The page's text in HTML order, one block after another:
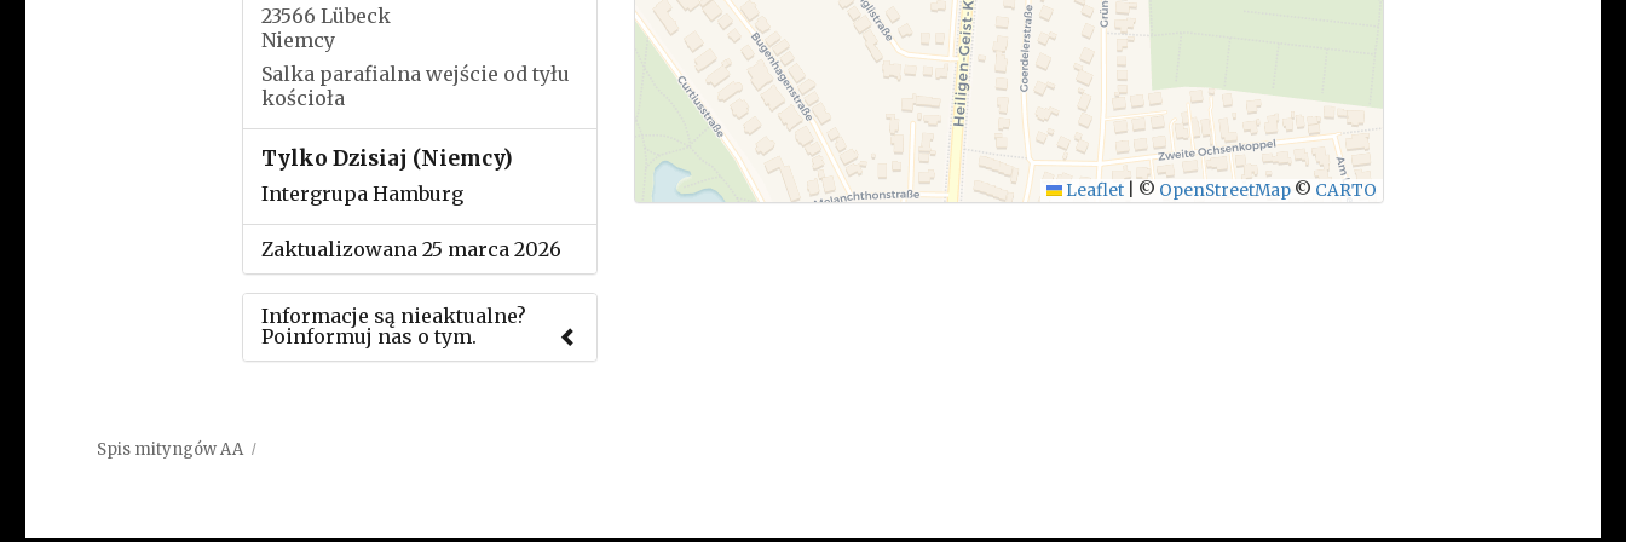
23566 Lübeck
Niemcy
Salka parafialna wejście od tyłu
kościoła
Tylko Dzisiaj (Niemcy)
Intergrupa Hamburg
Zaktualizowana 25 marca 2026
Informacje są nieaktualne?
Poinformuj nas o tym.
Leaflet © OpenStreetMap © CARTO
Spis mityngów AA